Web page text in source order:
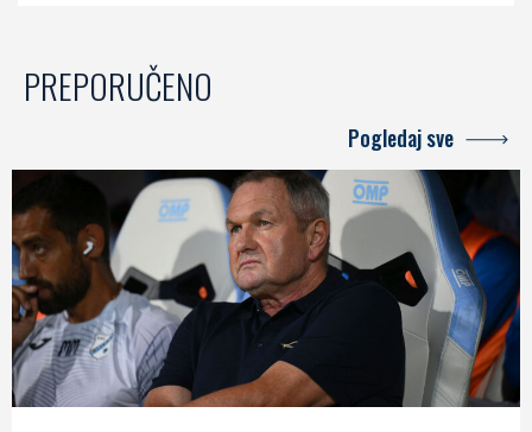
PREPORUČENO
Pogledaj sve